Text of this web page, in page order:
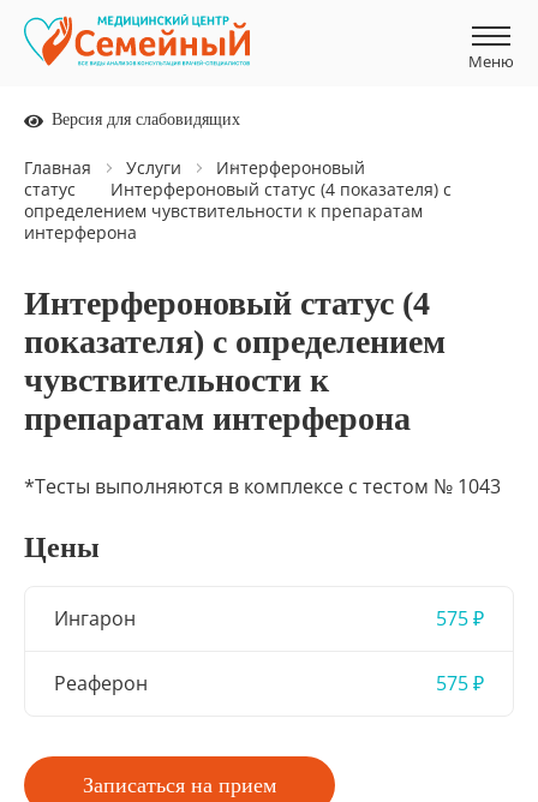
Меню
Меню
Версия для слабовидящих
Главная Услуги
Интерфероновый
статус
Интерфероновый статус (4 показателя) с
определением чувствительности к препаратам
интерферона
Интерфероновый статус (4
показателя) с определением
чувствительности к
препаратам интерферона
*Тесты выполняются в комплексе с тестом № 1043
Цены
Ингарон 575 ₽
Реаферон 575 ₽
Записаться на прием